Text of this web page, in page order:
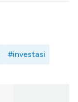
#investasi